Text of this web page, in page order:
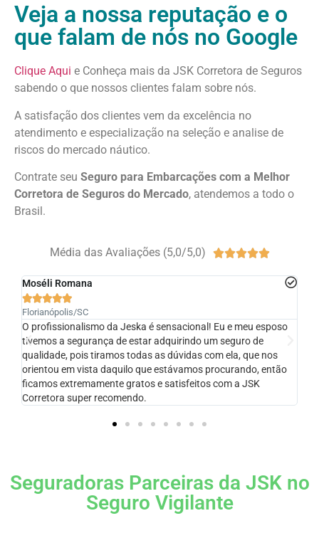
Veja a nossa reputação e o
que falam de nós no Google
Clique Aqui e Conheça mais da JSK Corretora de Seguros
sabendo o que nossos clientes falam sobre nós.
A satisfação dos clientes vem da excelência no
atendimento e especialização na seleção e analise de
riscos do mercado náutico.
Contrate seu Seguro para Embarcações com a Melhor
Corretora de Seguros do Mercado, atendemos a todo o
Brasil.
Média das Avaliações (5,0/5,0) 
Ali Junior

Santa Fe do Sul/SP
ótima profissional, a solução adequada foi atendida.
Seguradoras Parceiras da JSK no
Seguro Vigilante